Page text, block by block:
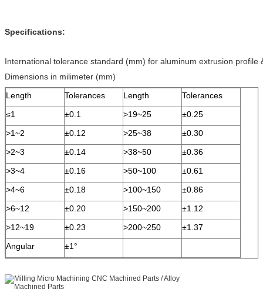
Specifications:
International tolerance standard (mm) for aluminum extrusion profile
Dimensions in milimeter (mm)
Length
Tolerances Length
Tolerances
≤1
±0.1 >19~25
±0.25
>1~2
±0.12 >25~38
±0.30
>2~3
±0.14 >38~50
±0.36
>3~4
±0.16 >50~100
±0.61
>4~6
±0.18 >100~150
±0.86
>6~12
±0.20 >150~200
±1.12
>12~19
±0.23 >200~250
±1.37
Angular
±1°